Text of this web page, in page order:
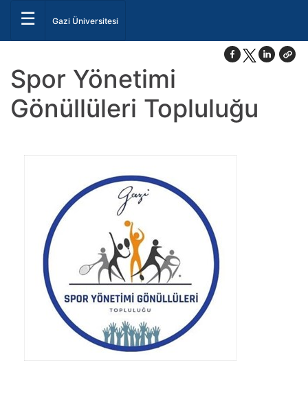
☰ Gazi Üniversitesi
Spor Yönetimi
Gönüllüleri Topluluğu